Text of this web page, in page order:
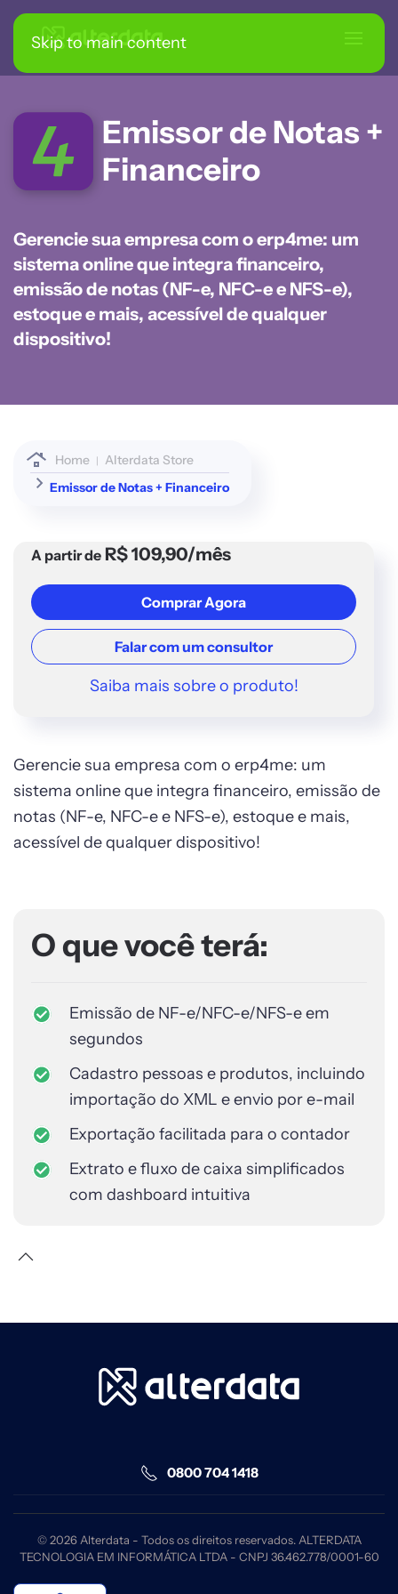
Skip to main content
Emissor de Notas +
Financeiro
Gerencie sua empresa com o erp4me: um
sistema online que integra financeiro,
emissão de notas (NF-e, NFC-e e NFS-e),
estoque e mais, acessível de qualquer
dispositivo!
Home
Alterdata Store
Emissor de Notas + Financeiro
Gerencie sua empresa com o erp4me: um
sistema online que integra financeiro, emissão de
notas (NF-e, NFC-e e NFS-e), estoque e mais,
acessível de qualquer dispositivo!
O que você terá:
Emissão de NF-e/NFC-e/NFS-e em
segundos
Cadastro pessoas e produtos, incluindo
importação do XML e envio por e-mail
Exportação facilitada para o contador
Extrato e fluxo de caixa simplificados
com dashboard intuitiva
A partir de R$ 109,90/mês
Comprar Agora
Falar com um consultor
Saiba mais sobre o produto!
0800 704 1418
©2026Alterdata - Todos os direitos reservados. ALTERDATA
TECNOLOGIA EM INFORMÁTICA LTDA - CNPJ 36.462.778/0001-60